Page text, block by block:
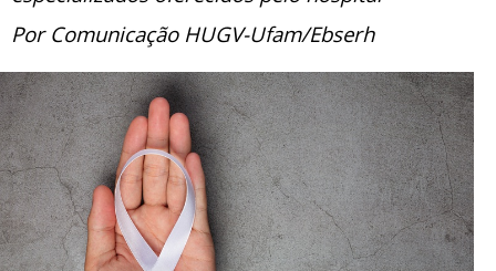
Por Comunicação HUGV-Ufam/Ebserh